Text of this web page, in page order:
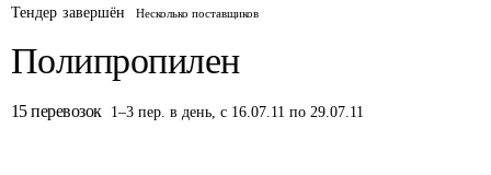
Тендер завершён Несколько поставщиков
Полипропилен
15 перевозок 1–3 пер. в день, с 16.07.11 по 29.07.11